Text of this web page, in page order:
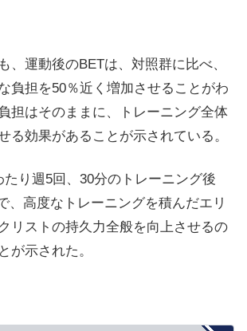
、運動後のBETは、対照群に比べ、
負担を50％近く増加させることがわ
担はそのままに、トレーニング全体
る効果があることが示されている。
たり週5回、30分のトレーニング後
、高度なトレーニングを積んだエリ
リストの持久力全般を向上させるの
が示された。